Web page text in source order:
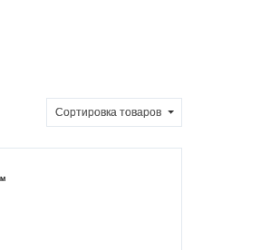
Сортировка товаров